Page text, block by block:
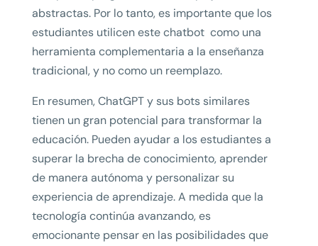
abstractas. Por lo tanto, es importante que los
estudiantes utilicen este chatbot como una
herramienta complementaria a la enseñanza
tradicional, y no como un reemplazo.
En resumen, ChatGPT y sus bots similares
tienen un gran potencial para transformar la
educación. Pueden ayudar a los estudiantes a
superar la brecha de conocimiento, aprender
de manera autónoma y personalizar su
experiencia de aprendizaje. A medida que la
tecnología continúa avanzando, es
emocionante pensar en las posibilidades que